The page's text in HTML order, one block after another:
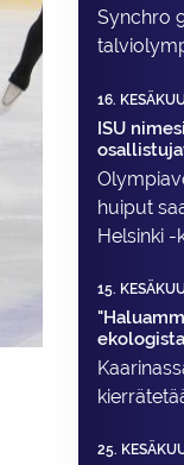
Synchro
16.
ISU
huiput
Helsinki
15.
25.